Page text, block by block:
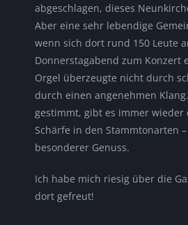
abgeschlagen, dieses
Aber eine sehr lebendige
wenn sich dort rund 150 Leute
Donnerstagabend zum Konzert
Orgel überzeugte nicht durch
durch einen angenehmen
gestimmt, gibt es immer wieder
Schärfe in den Stammtonarten
besonderer Genuss.
Ich habe mich riesig über die
dort gefreut!